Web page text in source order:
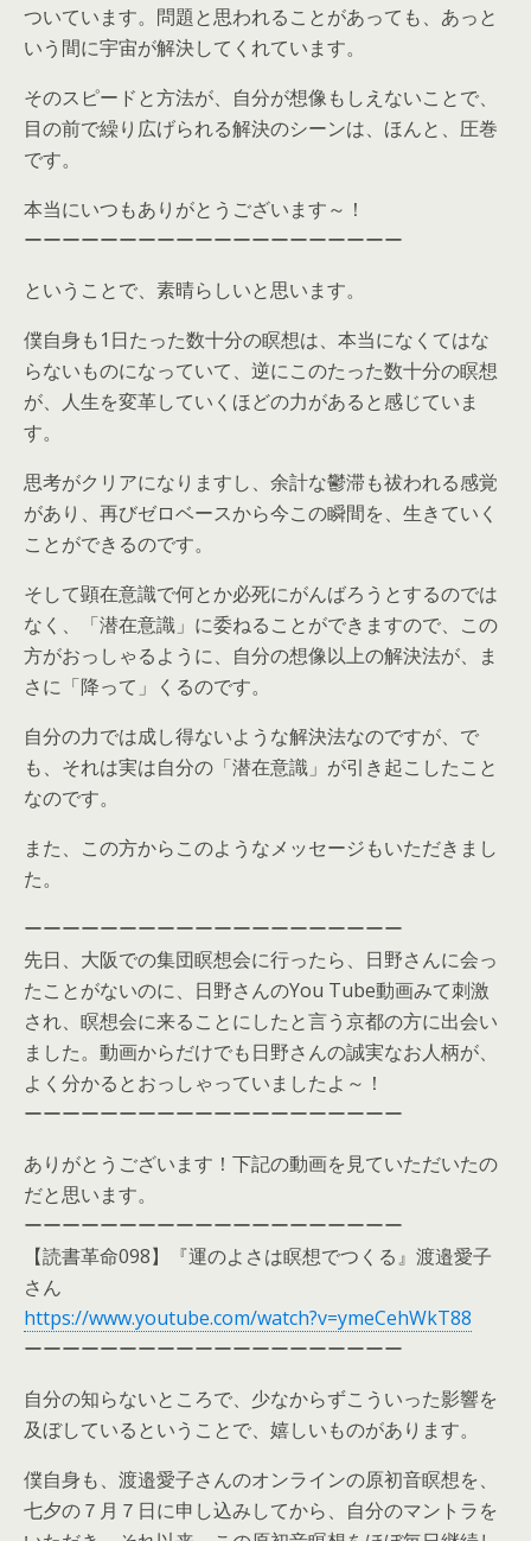
ついています。問題と思われることがあっても、あっと
いう間に宇宙が解決してくれています。
そのスピードと方法が、自分が想像もしえないことで、
目の前で繰り広げられる解決のシーンは、ほんと、圧巻
です。
本当にいつもありがとうございます～！
ーーーーーーーーーーーーーーーーーーーー
ということで、素晴らしいと思います。
僕自身も1日たった数十分の瞑想は、本当になくてはな
らないものになっていて、逆にこのたった数十分の瞑想
が、人生を変革していくほどの力があると感じていま
す。
思考がクリアになりますし、余計な鬱滞も祓われる感覚
があり、再びゼロベースから今この瞬間を、生きていく
ことができるのです。
そして顕在意識で何とか必死にがんばろうとするのでは
なく、「潜在意識」に委ねることができますので、この
方がおっしゃるように、自分の想像以上の解決法が、ま
さに「降って」くるのです。
自分の力では成し得ないような解決法なのですが、で
も、それは実は自分の「潜在意識」が引き起こしたこと
なのです。
また、この方からこのようなメッセージもいただきまし
た。
ーーーーーーーーーーーーーーーーーーーー
先日、大阪での集団瞑想会に行ったら、日野さんに会っ
たことがないのに、日野さんのYou Tube動画みて刺激
され、瞑想会に来ることにしたと言う京都の方に出会い
ました。動画からだけでも日野さんの誠実なお人柄が、
よく分かるとおっしゃっていましたよ～！
ーーーーーーーーーーーーーーーーーーーー
ありがとうございます！下記の動画を見ていただいたの
だと思います。
ーーーーーーーーーーーーーーーーーーーー
【読書革命098】『運のよさは瞑想でつくる』渡邉愛子
さん
https://www.youtube.com/watch?v=ymeCehWkT88
ーーーーーーーーーーーーーーーーーーーー
自分の知らないところで、少なからずこういった影響を
及ぼしているということで、嬉しいものがあります。
僕自身も、渡邉愛子さんのオンラインの原初音瞑想を、
七夕の７月７日に申し込みしてから、自分のマントラを